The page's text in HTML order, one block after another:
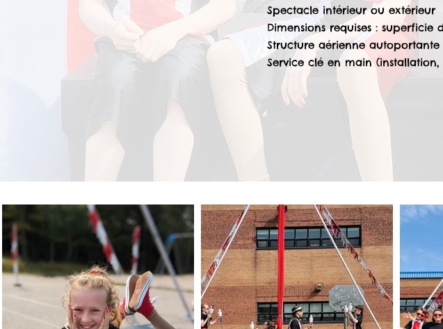
Spectacle intérieur ou extérieur
Dimensions requises :
Structure aérienne
Service clé en main (installation,